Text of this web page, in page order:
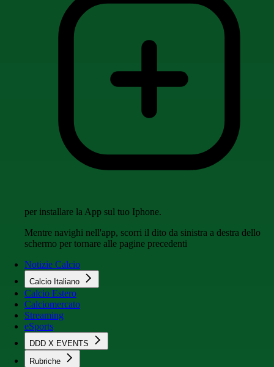
per installare la App sul tuo Iphone.
Mentre navighi nell'app, scorri il dito da sinistra a destra dello
schermo per tornare alle pagine precedenti
Notizie Calcio
Calcio Italiano
Calcio Estero
Calciomercato
Streaming
eSports
DDD X EVENTS
Rubriche